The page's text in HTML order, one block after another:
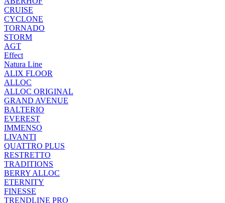
CRUISE
CYCLONE
TORNADO
STORM
AGT
Effect
Natura Line
ALIX FLOOR
ALLOC
ALLOC ORIGINAL
GRAND AVENUE
BALTERIO
EVEREST
IMMENSO
LIVANTI
QUATTRO PLUS
RESTRETTO
TRADITIONS
BERRY ALLOC
ETERNITY
FINESSE
TRENDLINE PRO